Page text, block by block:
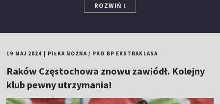
ROZWIŃ
19 MAJ 2024 PIŁKA NOŻNA/ PKO BP EKSTRAKLASA
Raków Częstochowa znowu zawiódł. Kolejny
klub pewny utrzymania!